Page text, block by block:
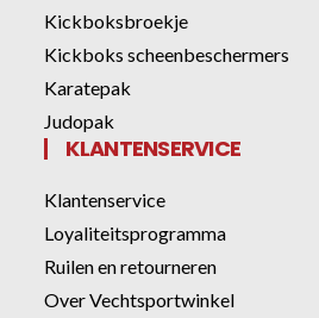
Kickboksbroekje
Kickboks scheenbeschermers
Karatepak
Judopak
KLANTENSERVICE
Klantenservice
Loyaliteitsprogramma
Ruilen en retourneren
Over Vechtsportwinkel